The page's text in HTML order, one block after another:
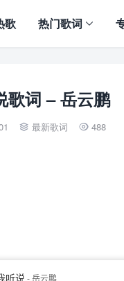
歌 热门歌词
歌词 – 岳云鹏
 最新歌词  488